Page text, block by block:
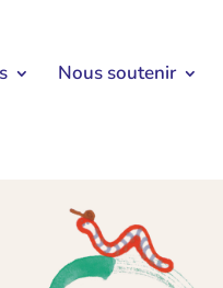
Nous soutenir